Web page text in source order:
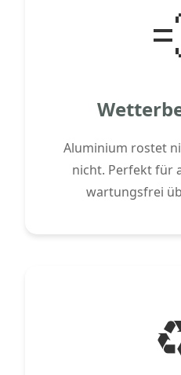
Aluminium rostet
nicht. Perfekt für
wartungsfrei